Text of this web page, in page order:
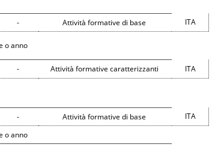
- Attività formative di base ITA
o anno
- Attività formative caratterizzanti ITA
- Attività formative di base ITA
o anno